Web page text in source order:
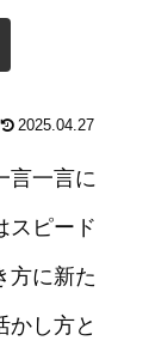
2025.04.27
言一言に
スピード
方に新た
かし方と